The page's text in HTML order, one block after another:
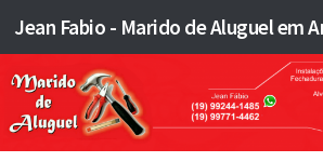
Skip to content